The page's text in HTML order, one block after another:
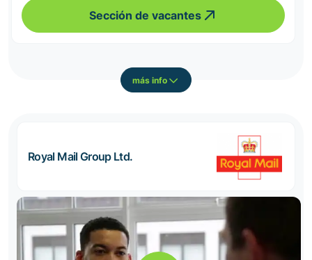
Sección de vacantes
más info
Royal Mail Group Ltd.